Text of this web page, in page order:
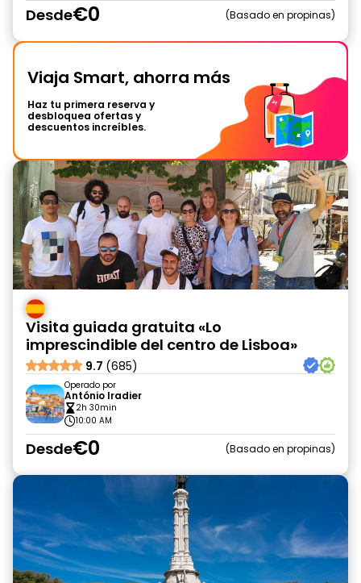
Desde€0 Basado en propinas
Viaja Smart, ahorra más
Haz tu primera reserva y
desbloquea ofertas y
descuentos increíbles.
Visita guiada gratuita «Lo
imprescindible del centro de Lisboa»
9.7 (685)
Operado por
António Iradier
2h 30min
10:00 AM
Desde€0 Basado en propinas